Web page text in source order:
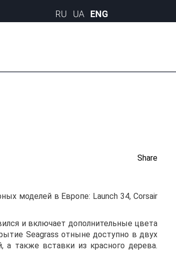
Share
моделей в Европе: Launch 34, Corsair
и включает дополнительные цвета
Seagrass отныне доступно в двух
а также вставки из красного дерева.